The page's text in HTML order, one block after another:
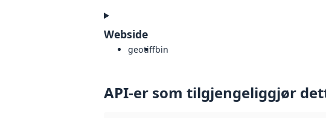
Webside
geotiffbin
API-er som tilgjengeliggjør